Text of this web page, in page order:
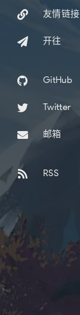
友情链接
开往
GitHub
Twitter
邮箱
RSS